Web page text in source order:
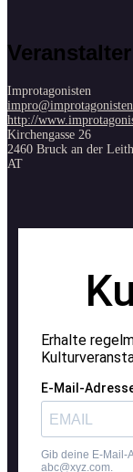
Veranstalter
Improtagonisten
http://
Kirchengasse 26
2460 Bruck an der
AT
Erhalte
E-Mail-
Gib deine E-Mail-
abc@xyz.com.